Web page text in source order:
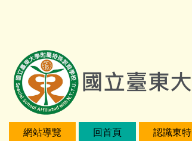
容
網站導覽 回首頁 認識東特